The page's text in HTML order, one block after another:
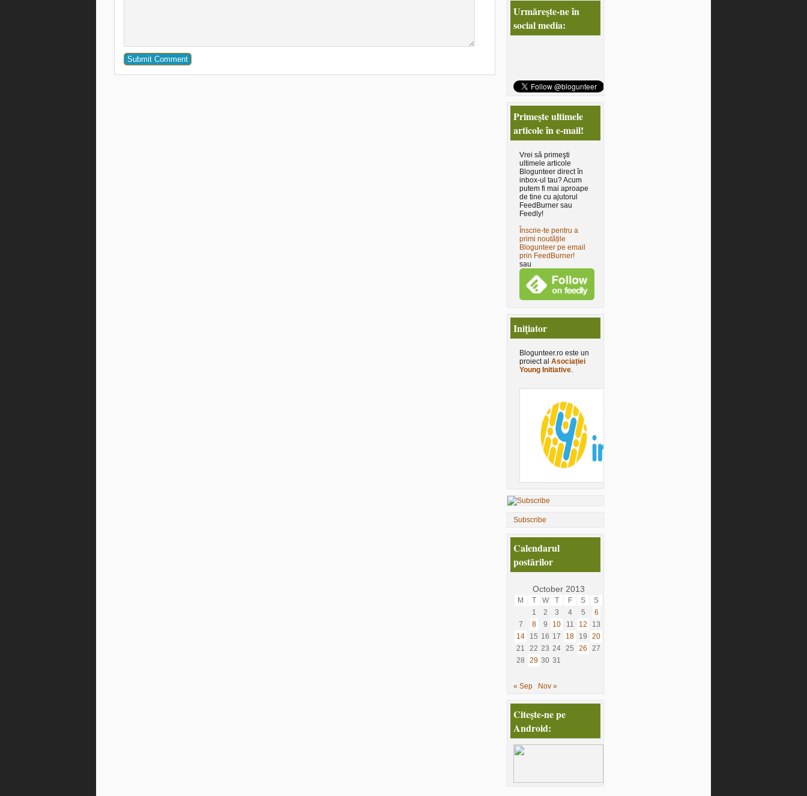
Urmăreşte-ne în
social media:
Primeşte ultimele
articole în e-mail!
Vrei să primeşti
ultimele articole
Blogunteer direct în
inbox-ul tau? Acum
putem fi mai aproape
de tine cu ajutorul
FeedBurner sau
Feedly!
Înscrie-te pentru a
primi noutățile
Blogunteer pe email
prin FeedBurner!
sau
Iniţiator
Blogunteer.ro este un
proiect al Asociației
Young Initiative.
Subscribe
Calendarul
postărilor
October 2013
M T W T F S
S
1
2 3 4 5
6
7
8 9 10 11 12
13
14
15 16 17 18 19
20
21
22 23 24 25 26
27
28
29 30 31
« Sep Nov »
Citeşte-ne pe
Android: